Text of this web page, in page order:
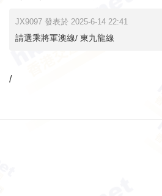
JX9097 發表於 2025-6-14 22:41
請選乘將軍澳線/ 東九龍線
/